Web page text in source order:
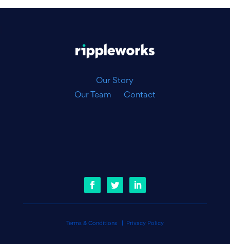
Our Story
Our Team
Contact
Terms & Conditions| Privacy Policy